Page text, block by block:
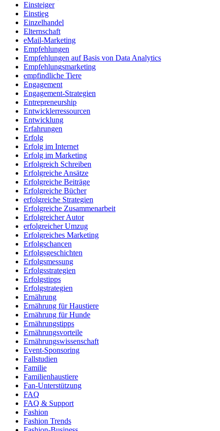
Einsteiger
Einstieg
Einzelhandel
Elternschaft
eMail-Marketing
Empfehlungen
Empfehlungen auf Basis von Data Analytics
Empfehlungsmarketing
empfindliche Tiere
Engagement
Engagement-Strategien
Entrepreneurship
Entwicklerressourcen
Entwicklung
Erfahrungen
Erfolg
Erfolg im Internet
Erfolg im Marketing
Erfolgreich Schreiben
Erfolgreiche Ansätze
Erfolgreiche Beiträge
Erfolgreiche Bücher
erfolgreiche Strategien
Erfolgreiche Zusammenarbeit
Erfolgreicher Autor
erfolgreicher Umzug
Erfolgreiches Marketing
Erfolgschancen
Erfolgsgeschichten
Erfolgsmessung
Erfolgsstrategien
Erfolgstipps
Erfolgstrategien
Ernährung
Ernährung für Haustiere
Ernährung für Hunde
Ernährungstipps
Ernährungsvorteile
Ernährungswissenschaft
Event-Sponsoring
Fallstudien
Familie
Familienhaustiere
Fan-Unterstützung
FAQ
FAQ & Support
Fashion
Fashion Trends